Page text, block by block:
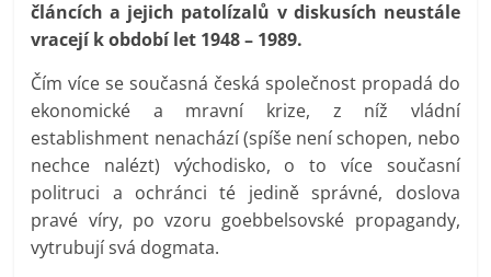
článcích a jejich patolízalů v diskusích neustále
vracejí k období let 1948 – 1989.
Čím více se současná česká společnost propadá do
ekonomické a mravní krize, z níž vládní
establishment nenachází (spíše není schopen, nebo
nechce nalézt) východisko, o to více současní
politruci a ochránci té jedině správné, doslova
pravé víry, po vzoru goebbelsovské propagandy,
vytrubují svá dogmata.